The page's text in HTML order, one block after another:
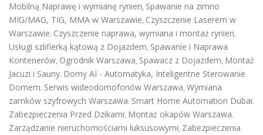
Mobilną Naprawę i wymianę rynien, Spawanie na zimno
MIG/MAG, TIG, MMA w Warszawie, Czyszczenie Laserem w
Warszawie. Czyszczenie naprawa, wymiana i montaż rynien,
Usługi szlifierką kątową z Dojazdem, Spawanie i Naprawa
Kontenerów, Ogrodnik Warszawa, Spawacz z Dojazdem, Montaż
Jacuzi i Sauny. Domy AI - Automatyka, Inteligentne Sterowanie
Domem. Serwis wideodomofonów Warszawa, Wymiana
zamków szyfrowych Warszawa. Smart Home Automation Dubai.
Zabezpieczenia Przed Dzikami, Montaż okapów Warszawa.
Zarządzanie nieruchomościami luksusowymi, Zabezpieczenia